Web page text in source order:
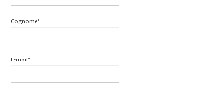
Cognome*
E-mail*